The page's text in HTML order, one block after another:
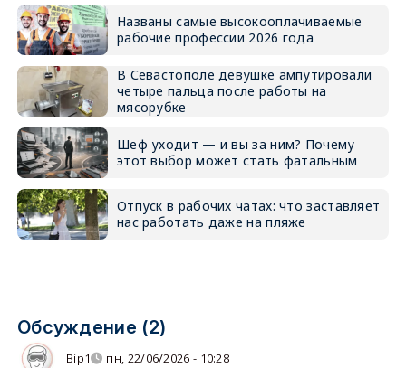
Названы самые высокооплачиваемые
рабочие профессии 2026 года
В Севастополе девушке ампутировали
четыре пальца после работы на
мясорубке
Шеф уходит — и вы за ним? Почему
этот выбор может стать фатальным
Отпуск в рабочих чатах: что заставляет
нас работать даже на пляже
Обсуждение (2)
Bip1 пн, 22/06/2026 - 10:28